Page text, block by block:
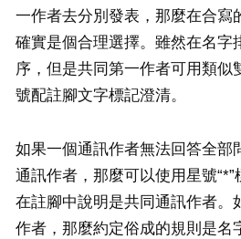
一作者去分別發表，那麼在合寫
確實是個合理選擇。雖然在名字
序，但是共同第一作者可用類似
號配註腳文字標記澄清。
如果一個通訊作者無法回答全部
通訊作者，那麼可以使用星號
在註腳中說明是共同通訊作者。
作者，那麼約定俗成的規則是名